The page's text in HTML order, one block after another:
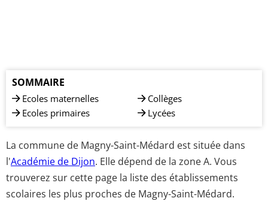
SOMMAIRE
Ecoles maternelles
Ecoles primaires
Collèges
Lycées
La commune de Magny-Saint-Médard est située dans
l'Académie de Dijon. Elle dépend de la zone A. Vous
trouverez sur cette page la liste des établissements
scolaires les plus proches de Magny-Saint-Médard.